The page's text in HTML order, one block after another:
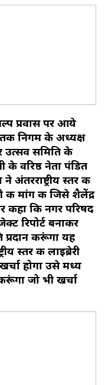
प्रवास पर आये
निगम के अध्यक्ष
उत्सव समिति के
के वरिष्ठ नेता पंडित
अंतरराष्ट्रीय स्तर की
मांग की जिसे शैलेंद्र
कहा कि नगर परिषद
रिपोर्ट बनाकर
करूंगा यह
स्तर की लाइब्रेरी
होगा उसे मध्य
जो भी खर्चा